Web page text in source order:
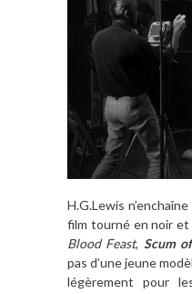
H.G.Lewis
film tourné en noir
Blood Feast, Scum
pas d’une jeune
légèrement pour